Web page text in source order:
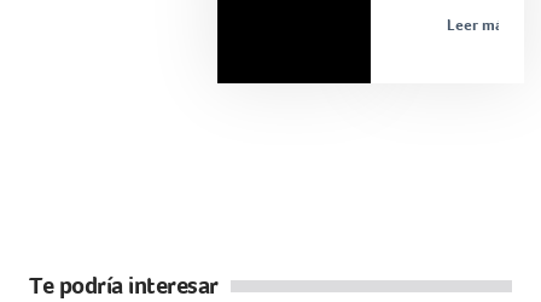
Leer más »
Te podría interesar